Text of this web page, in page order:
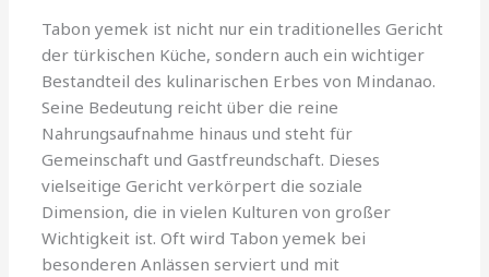
Tabon yemek ist nicht nur ein traditionelles Gericht
der türkischen Küche, sondern auch ein wichtiger
Bestandteil des kulinarischen Erbes von Mindanao.
Seine Bedeutung reicht über die reine
Nahrungsaufnahme hinaus und steht für
Gemeinschaft und Gastfreundschaft. Dieses
vielseitige Gericht verkörpert die soziale
Dimension, die in vielen Kulturen von großer
Wichtigkeit ist. Oft wird Tabon yemek bei
besonderen Anlässen serviert und mit